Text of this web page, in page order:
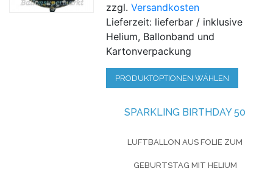
zzgl.Versandkosten
Lieferzeit: lieferbar / inklusive
Helium, Ballonband und
Kartonverpackung
PRODUKTOPTIONEN WÄHLEN
SPARKLING BIRTHDAY 50
LUFTBALLON AUS FOLIE ZUM
GEBURTSTAG MIT HELIUM